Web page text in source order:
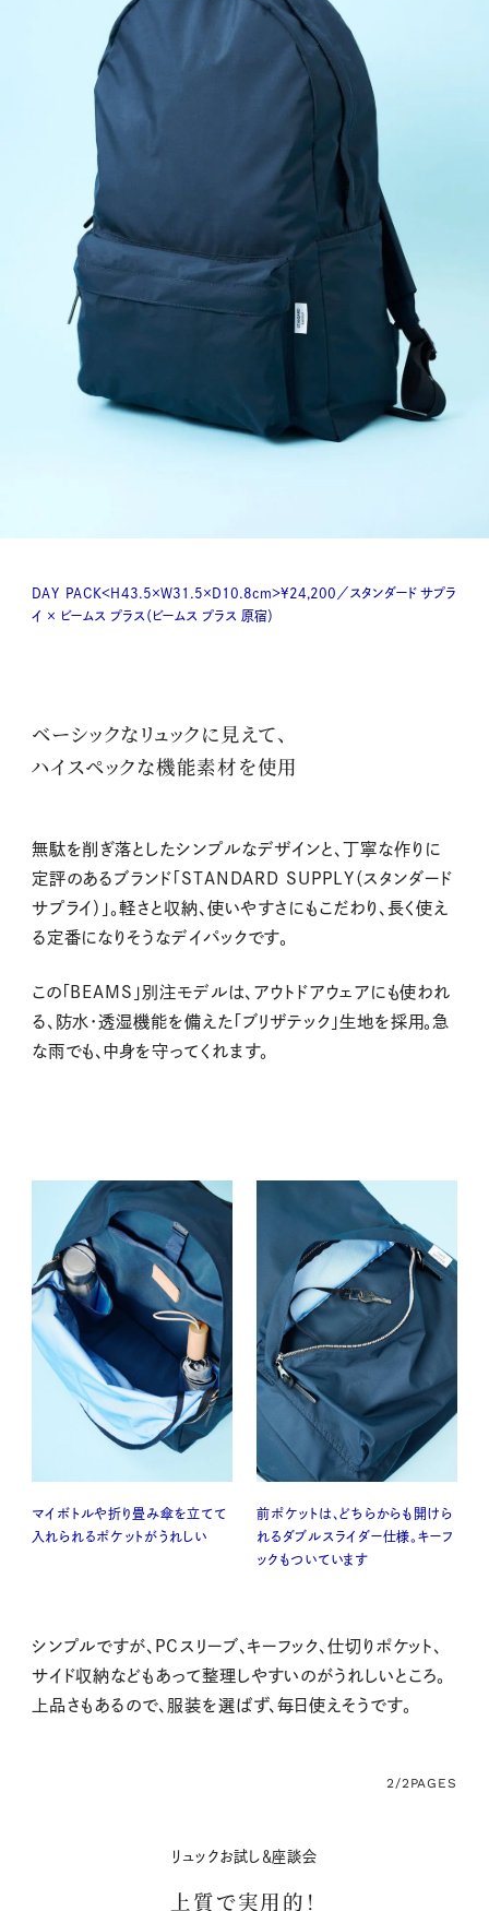
DAY PACK＜H43.5×W31.5×D10.8cm＞¥24,200／スタンダード サプラ
イ × ビームス プラス（ビームス プラス 原宿）
ベーシックなリュックに見えて、
ハイスペックな機能素材を使用
無駄を削ぎ落としたシンプルなデザインと、丁寧な作りに
定評のあるブランド「STANDARD SUPPLY（スタンダード
サプライ）」。軽さと収納、使いやすさにもこだわり、長く使え
る定番になりそうなデイパックです。
この「BEAMS」別注モデルは、アウトドアウェアにも使われ
る、防水・透湿機能を備えた「ブリザテック」生地を採用。急
な雨でも、中身を守ってくれます。
マイボトルや折り畳み傘を立てて
入れられるポケットがうれしい
前ポケットは、どちらからも開けら
れるダブルスライダー仕様。キーフ
ックもついています
シンプルですが、PCスリーブ、キーフック、仕切りポケット、
サイド収納などもあって整理しやすいのがうれしいところ。
上品さもあるので、服装を選ばず、毎日使えそうです。
2/2 PAGES
リュックお試し＆座談会
上質で実用的！